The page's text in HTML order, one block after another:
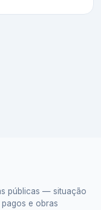
públicas — situação
e obras